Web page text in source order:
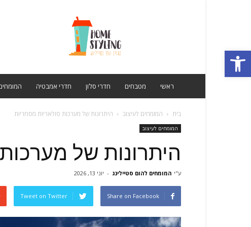
פתח סרגל נגישות
ראשי מטבחים חדרי סלון חדרי אמבטיה
בית המומחים לעיצוב היתרונות של מערכות סולאריות מסחריות
המומחים לעיצוב
היתרונות של
ע"י המומחים להום סטיילינג - יוני 13, 2026
Share on Facebook
Tweet on Twitter